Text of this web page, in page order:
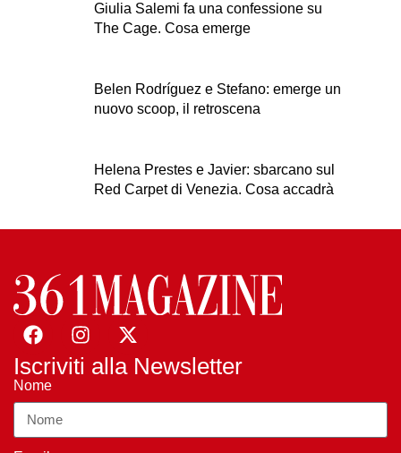
Giulia Salemi fa una confessione su
The Cage. Cosa emerge
Belen Rodríguez e Stefano: emerge un
nuovo scoop, il retroscena
Helena Prestes e Javier: sbarcano sul
Red Carpet di Venezia. Cosa accadrà
Iscriviti alla Newsletter
Nome